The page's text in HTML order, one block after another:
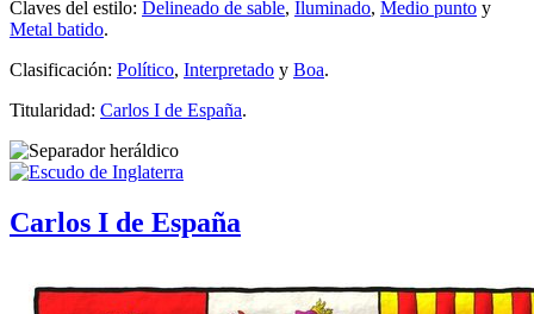
Claves del estilo: Delineado de sable, Iluminado, Medio punto y
Metal batido.
Clasificación: Político, Interpretado y Boa.
Titularidad: Carlos I de España.
Carlos I de España